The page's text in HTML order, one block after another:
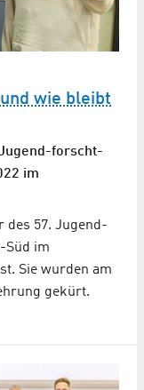
wie bleibt
forscht-
im
des 57. Jugend-
Süd im
Sie wurden am
gekürt.